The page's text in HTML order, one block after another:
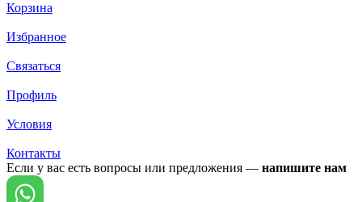
Корзина
Избранное
Связаться
Профиль
Условия
Контакты
Если у вас есть вопросы или предложения — напишите нам